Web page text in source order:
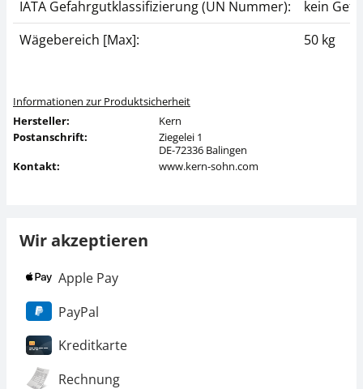
IATA Gefahrgutklassifizierung (UN Nummer):
kein
Wägebereich [Max]:
50 kg
Informationen zur Produktsicherheit
Hersteller:
Kern
Postanschrift:
Ziegelei 1
DE-72336 Balingen
Kontakt:
www.kern-sohn.com
Wir akzeptieren
Apple Pay
PayPal
Kreditkarte
Rechnung